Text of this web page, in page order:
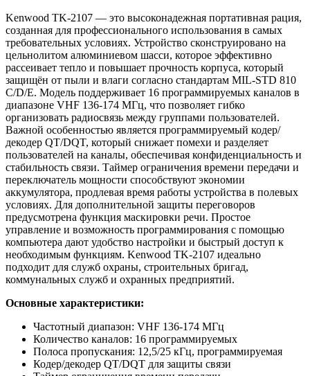
Kenwood TK-2107 — это высоконадежная портативная рация,
созданная для профессионального использования в самых
требовательных условиях. Устройство сконструировано на
цельнолитом алюминиевом шасси, которое эффективно
рассеивает тепло и повышает прочность корпуса, который
защищён от пыли и влаги согласно стандартам MIL-STD 810
C/D/E. Модель поддерживает 16 программируемых каналов в
диапазоне VHF 136-174 МГц, что позволяет гибко
организовать радиосвязь между группами пользователей.
Важной особенностью является программируемый кодер/
декодер QT/DQT, который снижает помехи и разделяет
пользователей на каналы, обеспечивая конфиденциальность и
стабильность связи. Таймер ограничения времени передачи и
переключатель мощности способствуют экономии
аккумулятора, продлевая время работы устройства в полевых
условиях. Для дополнительной защиты переговоров
предусмотрена функция маскировки речи. Простое
управление и возможность программирования с помощью
компьютера дают удобство настройки и быстрый доступ к
необходимым функциям. Kenwood TK-2107 идеально
подходит для служб охраны, строительных бригад,
коммунальных служб и охранных предприятий.
Основные характеристики:
Частотный диапазон: VHF 136-174 МГц
Количество каналов: 16 программируемых
Полоса пропускания: 12,5/25 кГц, программируемая
Кодер/декодер QT/DQT для защиты связи